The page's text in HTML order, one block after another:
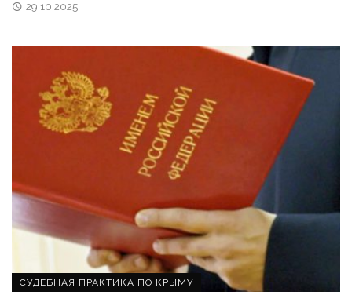
29.10.2025
СУДЕБНАЯ ПРАКТИКА ПО КРЫМУ